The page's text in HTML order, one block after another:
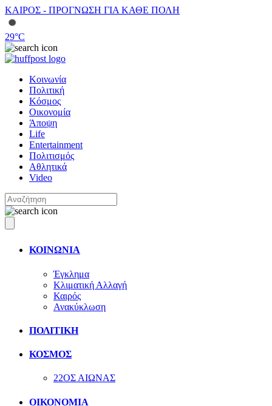
ΚΑΙΡΟΣ - ΠΡΟΓΝΩΣΗ ΓΙΑ ΚΑΘΕ ΠΟΛΗ
29°C
Κοινωνία
Πολιτική
Κόσμος
Οικονομία
Άποψη
Life
Entertainment
Πολιτισμός
Αθλητικά
Video
ΚΟΙΝΩΝΙΑ
Έγκλημα
Κλιματική Αλλαγή
Καιρός
Ανακύκλωση
ΠΟΛΙΤΙΚΗ
ΚΟΣΜΟΣ
22ΟΣ ΑΙΩΝΑΣ
ΟΙΚΟΝΟΜΙΑ